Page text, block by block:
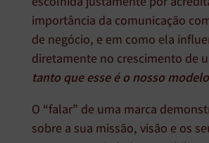
importância da comunicação
de negócio, e em como ela
diretamente no crescimento de
tanto que esse é o nosso
O “falar” de uma marca
sobre a sua missão, visão e os